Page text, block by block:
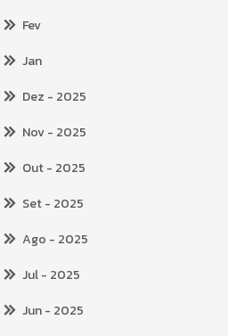
Fev
Jan
Dez - 2025
Nov- 2025
Out- 2025
Set- 2025
Ago - 2025
Jul- 2025
Jun- 2025